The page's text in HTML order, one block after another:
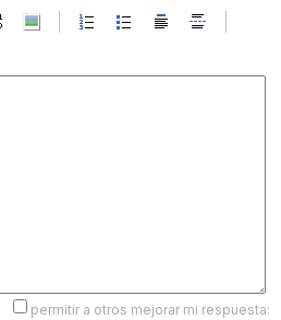
permitir a otros mejorar mi respuesta: